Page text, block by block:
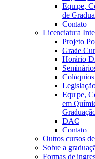
Equipe,
de
Contato
Licenciatura
Projeto
Grade
Horário
Legislação
Equipe,
em
DAC
Contato
Outros cursos
Sobre a
Formas de